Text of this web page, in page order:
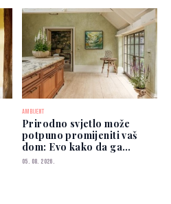
AMBIJENT
Prirodno svjetlo može
potpuno promijeniti vaš
dom: Evo kako da ga
iskoristite
05. 08. 2026.